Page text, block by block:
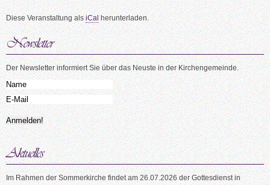
Diese Veranstaltung alsiCalherunterladen.
Der Newsletter informiert Sie über das Neuste in der Kirchengemeinde.
Im Rahmen der Sommerkirche findet am 26.07.2026 der Gottesdienst in